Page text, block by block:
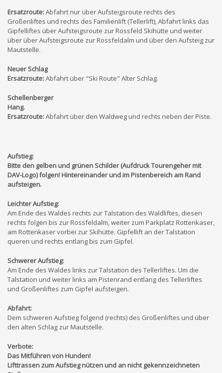
Ersatzroute:Abfahrt nur über Aufsteigsroute rechts des
Großenliftes und rechts des Familienlift (Tellerlift), Abfahrt links das
Gipfelliftes über Aufsteigsroute zur Rossfeld Skihütte und weiter
über über Aufsteigsroute zur Rossfeldalm und über den Aufsteig zur
Mautstelle.
Neuer Schlag
Ersatzroute:Abfahrt über "Ski Route" Alter Schlag.
Schellenberger
Hang.
Ersatzroute:Abfahrt über den Waldweg und rechts neben der Piste.
Aufstieg:
Bitte den gelben und grünen Schilder (Aufdruck Tourengeher mit
DAV-Logo) folgen! Hintereinander und im Pistenbereich am Rand
aufsteigen.
Leichter Aufstieg:
Am Ende des Waldes rechts zur Talstation des Waldliftes, diesen
rechts folgen bis zur Rossfeldalm, weiter zum Parkplatz Rottenkaser,
am Rottenkaser vorbei zur Skihütte. Gipfellift an der Talstation
queren und rechts entlang bis zum Gipfel.
Schwerer Aufstieg:
Am Ende des Waldes links zur Talstation des Tellerliftes. Um die
Talstation und weiter links am Pistenrand entlang des Tellerliftes
und Großenliftes zum Gipfel aufsteigen.
Abfahrt:
Dem schweren Aufstieg folgend (rechts) des Großenliftes und über
den alten Schlag zur Mautstelle.
Verbote:
Das Mitführen von Hunden!
Lifttrassen zum Aufstieg nützen und an nicht gekennzeichneten